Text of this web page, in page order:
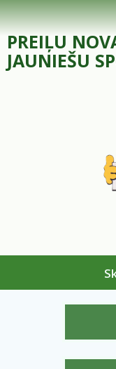
PREIĻU
JAUNIEŠU